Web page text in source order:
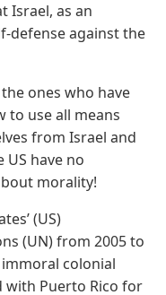
Israel, as an
defense against the
ones who have
use all means
from Israel and
US have no
morality!
(US)
(UN) from 2005 to
colonial
with Puerto Rico for